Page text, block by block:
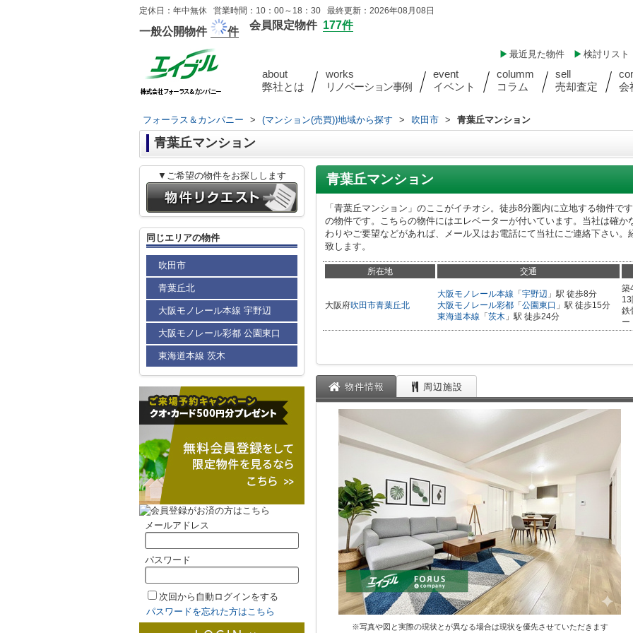
定休日：年中無休 営業時間：10：00～18：30 最終更新：2026年08月08日
一般公開物件 件
会員限定物件 177件
検討リスト
最近見た物件
about
弊社とは
works
リノベーション事例
event
イベント
columm
コラム
sell
売却査定
会
フォーラス＆カンパニー > (マンション(売買))地域から探す > 吹田市 > 青葉丘マンション
青葉丘マンション
青葉丘マンション
「青葉丘マンション」のここがイチオシ。徒歩8分圏内に立地する物件で
の物件です。こちらの物件にはエレベーターが付いています。当社は確
わりやご要望などがあれば、メール又はお電話にて当社にご連絡下さい
致します。
所在地 交通
大阪府吹田市青葉丘北
大阪モノレール本線 「 宇野辺 」駅 徒歩8分
大阪モノレール彩都 「 公園東口 」駅 徒歩15分
東海道本線 「 茨木 」駅 徒歩24分
築
鉄
ー
物件情報 周辺施設
※写真や図と実際の現状とが異なる場合は現状を優先させていただきます
▼ご希望の物件をお探しします
同じエリアの物件
吹田市
青葉丘北
大阪モノレール本線 宇野辺
大阪モノレール彩都 公園東口
東海道本線 茨木
メールアドレス
パスワード
次回から自動ログインをする
パスワードを忘れた方はこちら